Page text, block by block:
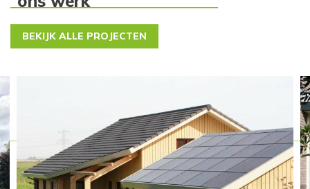
BEKIJK ALLE PROJECTEN